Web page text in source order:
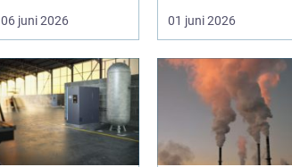
følelsesmæssig
opgave på én
gang....
06 juni 2026
men också präglas
av starka historis...
01 juni 2026